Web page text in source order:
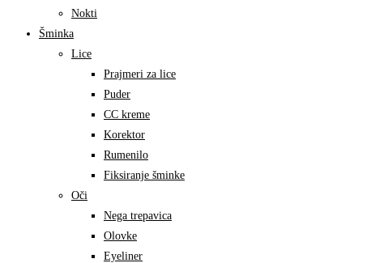
Nokti
Šminka
Lice
Prajmeri za lice
Puder
CC kreme
Korektor
Rumenilo
Fiksiranje šminke
Oči
Nega trepavica
Olovke
Eyeliner